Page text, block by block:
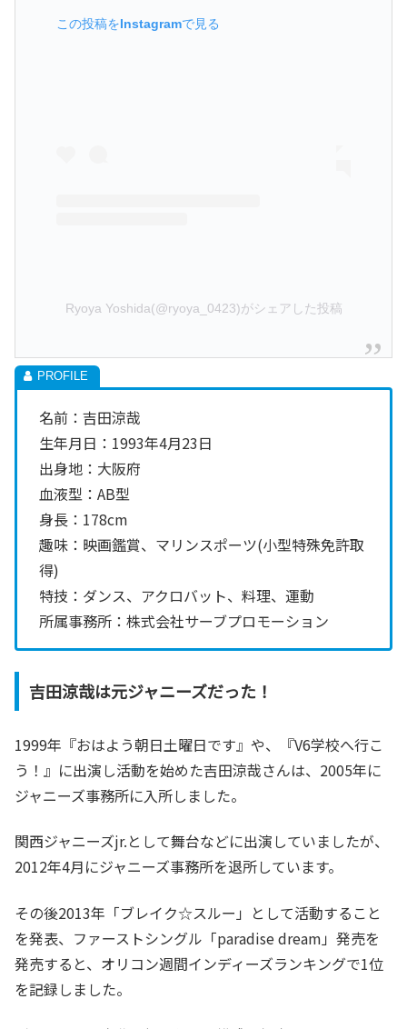
この投稿をInstagramで見る
Ryoya Yoshida(@ryoya_0423)がシェアした投稿
名前：吉田涼哉
生年月日：1993年4月23日
出身地：大阪府
血液型：AB型
身長：178cm
趣味：映画鑑賞、マリンスポーツ(小型特殊免許取
得)
特技：ダンス、アクロバット、料理、運動
所属事務所：株式会社サーブプロモーション
吉田涼哉は元ジャニーズだった！
1999年『おはよう朝日土曜日です』や、『V6学校へ行こ
う！』に出演し活動を始めた吉田涼哉さんは、2005年に
ジャニーズ事務所に入所しました。
関西ジャニーズjr.として舞台などに出演していましたが、
2012年4月にジャニーズ事務所を退所しています。
その後2013年「ブレイク☆スルー」として活動すること
を発表、ファーストシングル「paradise dream」発売を
発売すると、オリコン週間インディーズランキングで1位
を記録しました。